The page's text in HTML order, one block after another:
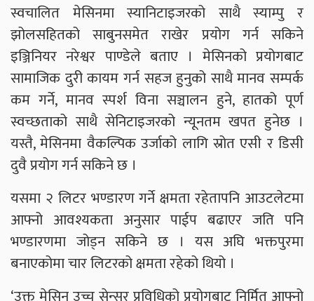
स्वचालित मेसिनमा स्यानिटाइजरको साथै स्याम्पु र
झोलसहितको साबुनसमेत राखेर प्रयोग गर्न सकिने
इञ्जिनियर नरेश्वर पाण्डेले बताए । मेसिनको प्रयोगबाट
सामाजिक दुरी कायम गर्न सहज हुनुको साथै मानव सम्पर्क
कम गर्ने, मानव स्पर्श विना सञ्चालन हुने, हातको पूर्ण
स्वच्छताको साथै सेनिटाइजरको न्यूनतम खपत हुनेछ ।
यस्तै, मेसिनमा वैकल्पिक उर्जाको लागि स्रोत एसी र डिसी
दुवै प्रयोग गर्न सकिने छ ।
यसमा २ लिटर भण्डारण गर्ने क्षमता रहेतापनि आउटलेटमा
आफ्नो आवश्यकता अनुसार पाईप बढाएर जति पनि
भण्डारणमा जोड्न सकिने छ । यस अघि भक्तपुरमा
बनाएकोमा चार लिटरको क्षमता रहेको थियो ।